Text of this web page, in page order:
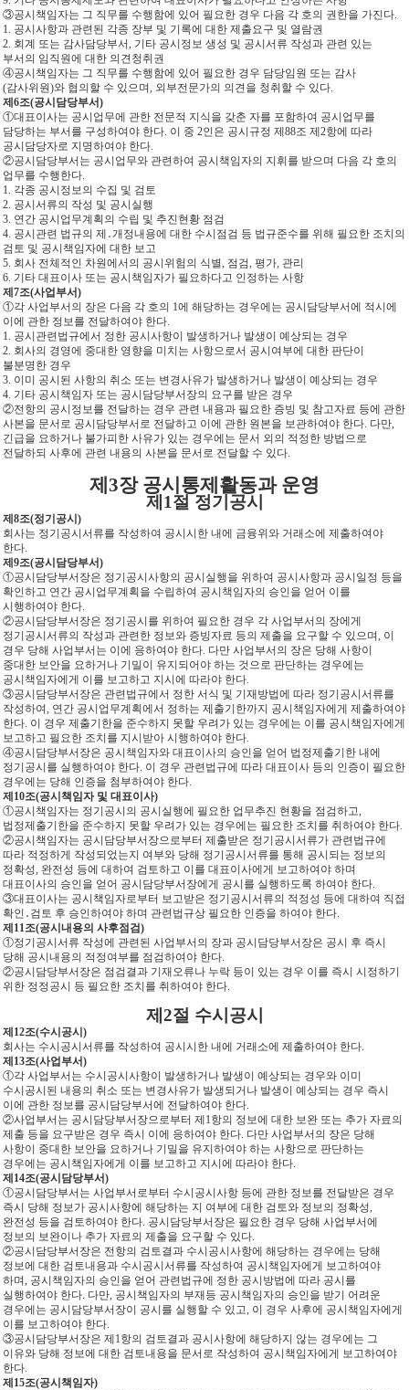
③공시책임자는 그 직무를 수행함에 있어 필요한 경우 다음 각 호의 권한을 가진다.
1. 공시사항과 관련된 각종 장부 및 기록에 대한 제출요구 및 열람권
2. 회계 또는 감사담당부서, 기타 공시정보 생성 및 공시서류 작성과 관련 있는
부서의 임직원에 대한 의견청취권
④공시책임자는 그 직무를 수행함에 있어 필요한 경우 담당임원 또는 감사
(감사위원)와 협의할 수 있으며, 외부전문가의 의견을 청취할 수 있다.
제6조(공시담당부서)
①대표이사는 공시업무에 관한 전문적 지식을 갖춘 자를 포함하여 공시업무를
담당하는 부서를 구성하여야 한다. 이 중 2인은 공시규정 제88조 제2항에 따라
공시담당자로 지명하여야 한다.
②공시담당부서는 공시업무와 관련하여 공시책임자의 지휘를 받으며 다음 각 호의
업무를 수행한다.
1. 각종 공시정보의 수집 및 검토
2. 공시서류의 작성 및 공시실행
3. 연간 공시업무계획의 수립 및 추진현황 점검
4. 공시관련 법규의 제․개정내용에 대한 수시점검 등 법규준수를 위해 필요한 조치의
검토 및 공시책임자에 대한 보고
5. 회사 전체적인 차원에서의 공시위험의 식별, 점검, 평가, 관리
6. 기타 대표이사 또는 공시책임자가 필요하다고 인정하는 사항
제7조(사업부서)
①각 사업부서의 장은 다음 각 호의 1에 해당하는 경우에는 공시담당부서에 적시에
이에 관한 정보를 전달하여야 한다.
1. 공시관련법규에서 정한 공시사항이 발생하거나 발생이 예상되는 경우
2. 회사의 경영에 중대한 영향을 미치는 사항으로서 공시여부에 대한 판단이
불분명한 경우
3. 이미 공시된 사항의 취소 또는 변경사유가 발생하거나 발생이 예상되는 경우
4. 기타 공시책임자 또는 공시담당부서장의 요구를 받은 경우
②전항의 공시정보를 전달하는 경우 관련 내용과 필요한 증빙 및 참고자료 등에 관한
사본을 문서로 공시담당부서로 전달하고 이에 관한 원본을 보관하여야 한다. 다만,
긴급을 요하거나 불가피한 사유가 있는 경우에는 문서 외의 적정한 방법으로
전달하되 사후에 관련 내용의 사본을 문서로 전달할 수 있다.
제3장 공시통제활동과 운영
제1절 정기공시
제8조(정기공시)
회사는 정기공시서류를 작성하여 공시시한 내에 금융위와 거래소에 제출하여야
한다.
제9조(공시담당부서)
①공시담당부서장은 정기공시사항의 공시실행을 위하여 공시사항과 공시일정 등을
확인하고 연간 공시업무계획을 수립하여 공시책임자의 승인을 얻어 이를
시행하여야 한다.
②공시담당부서장은 정기공시를 위하여 필요한 경우 각 사업부서의 장에게
정기공시서류의 작성과 관련한 정보와 증빙자료 등의 제출을 요구할 수 있으며, 이
경우 당해 사업부서는 이에 응하여야 한다. 다만 사업부서의 장은 당해 사항이
중대한 보안을 요하거나 기밀이 유지되어야 하는 것으로 판단하는 경우에는
공시책임자에게 이를 보고하고 지시에 따라야 한다.
③공시담당부서장은 관련법규에서 정한 서식 및 기재방법에 따라 정기공시서류를
작성하여, 연간 공시업무계획에서 정하는 제출기한까지 공시책임자에게 제출하여야
한다. 이 경우 제출기한을 준수하지 못할 우려가 있는 경우에는 이를 공시책임자에게
보고하고 필요한 조치를 지시받아 시행하여야 한다.
④공시담당부서장은 공시책임자와 대표이사의 승인을 얻어 법정제출기한 내에
정기공시를 실행하여야 한다. 이 경우 관련법규에 따라 대표이사 등의 인증이 필요한
경우에는 당해 인증을 첨부하여야 한다.
제10조(공시책임자 및 대표이사)
①공시책임자는 정기공시의 공시실행에 필요한 업무추진 현황을 점검하고,
법정제출기한을 준수하지 못할 우려가 있는 경우에는 필요한 조치를 취하여야 한다.
②공시책임자는 공시담당부서장으로부터 제출받은 정기공시서류가 관련법규에
따라 적정하게 작성되었는지 여부와 당해 정기공시서류를 통해 공시되는 정보의
정확성, 완전성 등에 대하여 검토하고 이를 대표이사에게 보고하여야 하며
대표이사의 승인을 얻어 공시담당부서장에게 공시를 실행하도록 하여야 한다.
③대표이사는 공시책임자로부터 보고받은 정기공시서류의 적정성 등에 대하여 직접
확인․검토 후 승인하여야 하며 관련법규상 필요한 인증을 하여야 한다.
제11조(공시내용의 사후점검)
①정기공시서류 작성에 관련된 사업부서의 장과 공시담당부서장은 공시 후 즉시
당해 공시내용의 적정여부를 점검하여야 한다.
②공시담당부서장은 점검결과 기재오류나 누락 등이 있는 경우 이를 즉시 시정하기
위한 정정공시 등 필요한 조치를 취하여야 한다.
제2절 수시공시
제12조(수시공시)
회사는 수시공시서류를 작성하여 공시시한 내에 거래소에 제출하여야 한다.
제13조(사업부서)
①각 사업부서는 수시공시사항이 발생하거나 발생이 예상되는 경우와 이미
수시공시된 내용의 취소 또는 변경사유가 발생되거나 발생이 예상되는 경우 즉시
이에 관한 정보를 공시담당부서에 전달하여야 한다.
②사업부서는 공시담당부서장으로부터 제1항의 정보에 대한 보완 또는 추가 자료의
제출 등을 요구받은 경우 즉시 이에 응하여야 한다. 다만 사업부서의 장은 당해
사항이 중대한 보안을 요하거나 기밀을 유지하여야 하는 사항으로 판단하는
경우에는 공시책임자에게 이를 보고하고 지시에 따라야 한다.
제14조(공시담당부서)
①공시담당부서는 사업부서로부터 수시공시사항 등에 관한 정보를 전달받은 경우
즉시 당해 정보가 공시사항에 해당하는 지 여부에 대한 검토와 정보의 정확성,
완전성 등을 검토하여야 한다. 공시담당부서장은 필요한 경우 당해 사업부서에
정보의 보완이나 추가 자료의 제출을 요구할 수 있다.
②공시담당부서장은 전항의 검토결과 수시공시사항에 해당하는 경우에는 당해
정보에 대한 검토내용과 수시공시서류를 작성하여 공시책임자에게 보고하여야
하며, 공시책임자의 승인을 얻어 관련법규에 정한 공시방법에 따라 공시를
실행하여야 한다. 다만, 공시책임자의 부재등 공시책임자의 승인을 받기 어려운
경우에는 공시담당부서장이 공시를 실행할 수 있고, 이 경우 사후에 공시책임자에게
이를 보고하여야 한다.
③공시담당부서장은 제1항의 검토결과 공시사항에 해당하지 않는 경우에는 그
이유와 당해 정보에 대한 검토내용을 문서로 작성하여 공시책임자에게 보고하여야
한다.
제15조(공시책임자)